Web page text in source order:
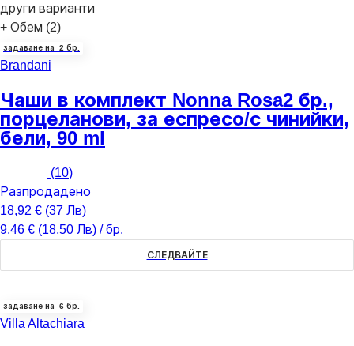
други варианти
+ Обем (2)
задаване на 2 бр.
Brandani
Чаши в комплект Nonna Rosa2 бр.,
порцеланови, за еспресо/с чинийки,
бели, 90 ml
(10)
Разпродадено
18,92 € (37 Лв)
9,46 € (18,50 Лв) / бр.
СЛЕДВАЙТЕ
задаване на 6 бр.
Villa Altachiara